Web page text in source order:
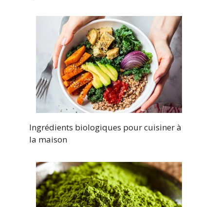
Ingrédients biologiques pour cuisiner à
la maison